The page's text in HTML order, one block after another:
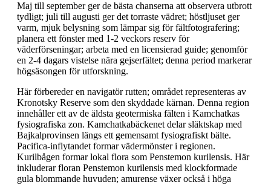
Maj till september ger de bästa chanserna att observera utbrott
tydligt; juli till augusti ger det torraste vädret; höstljuset ger
varm, mjuk belysning som lämpar sig för fältfotografering;
planera ett fönster med 1-2 veckors reserv för
väderförseningar; arbeta med en licensierad guide; genomför
en 2-4 dagars vistelse nära gejserfältet; denna period markerar
högsäsongen för utforskning.
Här förbereder en navigatör rutten; området representeras av
Kronotsky Reserve som den skyddade kärnan. Denna region
innehåller ett av de äldsta geotermiska fälten i Kamchatkas
fysiografiska zon. Kamchatkabäckenet delar släktskap med
Bajkalprovinsen längs ett gemensamt fysiografiskt bälte.
Pacifica-inflytandet formar vädermönster i regionen.
Kurilbågen formar lokal flora som Penstemon kurilensis. Här
inkluderar floran Penstemon kurilensis med klockformade
gula blommande huvuden; amurense växer också i höga